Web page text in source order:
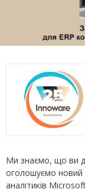
Ми знаємо, що ви
оголошуємо новий
аналітиків